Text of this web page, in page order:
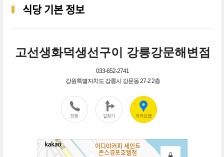
식당 기본 정보